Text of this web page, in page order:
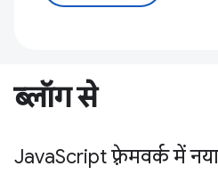
ब्लॉग से
JavaScript फ़्रेमवर्क में